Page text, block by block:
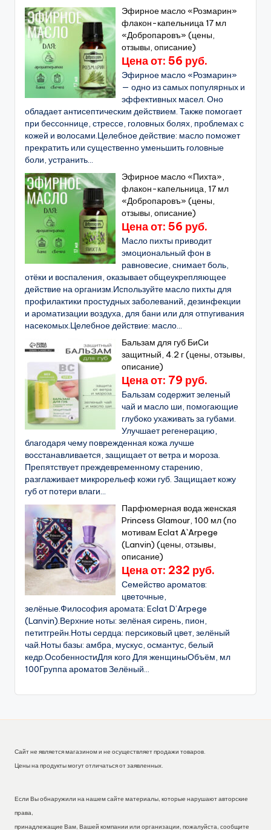
Эфирное масло «Розмарин»
флакон-капельница 17 мл
«Добропаровъ» (цены,
отзывы, описание)
Цена от: 56 руб.
Эфирное масло «Розмарин»
— одно из самых популярных и
эффективных масел. Оно
обладает антисептическим действием. Также помогает
при бессоннице, стрессе, головных болях, проблемах с
кожей и волосами.Целебное действие: масло поможет
прекратить или существенно уменьшить головные
боли, устранить...
Эфирное масло «Пихта»,
флакон-капельница, 17 мл
«Добропаровъ» (цены,
отзывы, описание)
Цена от: 56 руб.
Масло пихты приводит
эмоциональный фон в
равновесие, снимает боль,
отёки и воспаления, оказывает общеукрепляющее
действие на организм.Используйте масло пихты для
профилактики простудных заболеваний, дезинфекции
и ароматизации воздуха, для бани или для отпугивания
насекомых.Целебное действие: масло...
Бальзам для губ БиСи
защитный, 4.2 г (цены, отзывы,
описание)
Цена от: 79 руб.
Бальзам содержит зеленый
чай и масло ши, помогающие
глубоко ухаживать за губами.
Улучшает регенерацию,
благодаря чему поврежденная кожа лучше
восстанавливается, защищает от ветра и мороза.
Препятствует преждевременному старению,
разглаживает микрорельеф кожи губ. Защищает кожу
губ от потери влаги...
Парфюмерная вода женская
Princess Glamour, 100 мл (по
мотивам Eclat A`Arpege
(Lanvin) (цены, отзывы,
описание)
Цена от: 232 руб.
Семейство ароматов:
цветочные,
зелёные.Философия аромата: Eclat D’Arpege
(Lanvin).Верхние ноты: зелёная сирень, пион,
петитгрейн.Ноты сердца: персиковый цвет, зелёный
чай.Ноты базы: амбра, мускуc, османтус, белый
кедр.ОсобенностиДля кого Для женщиныОбъём, мл
100Группа ароматов Зелёный...
Сайт не является магазином и не осуществляет продажи товаров.
Цены на продукты могут отличаться от заявленных.
Если Вы обнаружили на нашем сайте материалы, которые нарушают авторские
права,
принадлежащие Вам, Вашей компании или организации, пожалуйста, сообщите